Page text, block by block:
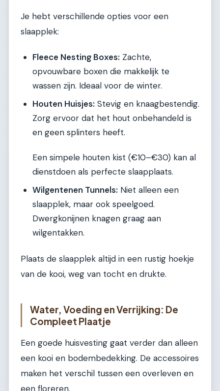
Je hebt verschillende opties voor een
slaapplek:
Fleece Nesting Boxes: Zachte,
opvouwbare boxen die makkelijk te
wassen zijn. Ideaal voor de winter.
Houten Huisjes: Stevig en knaagbestendig.
Zorg ervoor dat het hout onbehandeld is
en geen splinters heeft.
Een simpele houten kist (€10–€30) kan al
dienstdoen als perfecte slaapplaats.
Wilgentenen Tunnels: Niet alleen een
slaapplek, maar ook speelgoed.
Dwergkonijnen knagen graag aan
wilgentakken.
Plaats de slaapplek altijd in een rustig hoekje
van de kooi, weg van tocht en drukte.
Water, Voeding en Verrijking: De
Compleet Plaatje
Een goede huisvesting gaat verder dan alleen
een kooi en bodembedekking. De accessoires
maken het verschil tussen een overleven en
een floreren.